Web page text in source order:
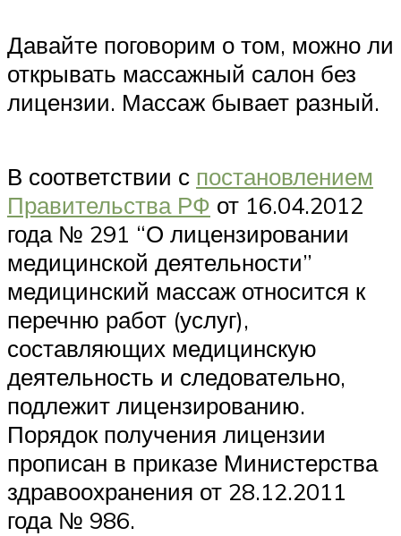
Давайте поговорим о том, можно ли
открывать массажный салон без
лицензии. Массаж бывает разный.
В соответствии с постановлением
Правительства РФ от 16.04.2012
года № 291 “О лицензировании
медицинской деятельности”
медицинский массаж относится к
перечню работ (услуг),
составляющих медицинскую
деятельность и следовательно,
подлежит лицензированию.
Порядок получения лицензии
прописан в приказе Министерства
здравоохранения от 28.12.2011
года № 986.